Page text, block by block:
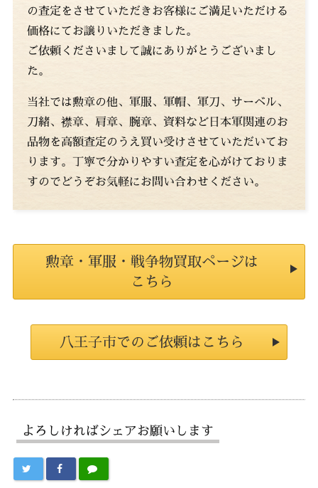
の査定をさせていただきお客様にご満足いただける
価格にてお譲りいただきました。
ご依頼くださいまして誠にありがとうございまし
た。
当社では勲章の他、軍服、軍帽、軍刀、サーベル、
刀緒、襟章、肩章、腕章、資料など日本軍関連のお
品物を高額査定のうえ買い受けさせていただいてお
ります。丁寧で分かりやすい査定を心がけておりま
すのでどうぞお気軽にお問い合わせください。
勲章・軍服・戦争物買取ページは
こちら
八王子市でのご依頼はこちら
よろしければシェアお願いします